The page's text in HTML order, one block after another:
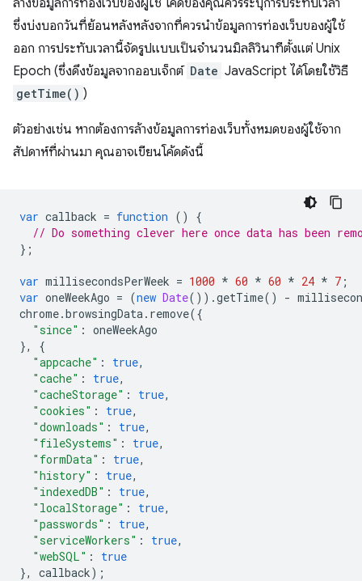
ล้างข้อมูลการท่องเว็บของผู้ใช้ โค้ดของคุณควรระบุการประทับเวลา
ซึ่งบ่งบอกวันที่ย้อนหลังหลังจากที่ควรนำข้อมูลการท่องเว็บของผู้ใช้
ออก การประทับเวลานี้จัดรูปแบบเป็นจำนวนมิลลิวินาทีตั้งแต่ Unix
Epoch (ซึ่งดึงข้อมูลจากออบเจ็กต์ Date JavaScript ได้โดยใช้วิธี
getTime() )
ตัวอย่างเช่น หากต้องการล้างข้อมูลการท่องเว็บทั้งหมดของผู้ใช้จาก
สัปดาห์ที่ผ่านมา คุณอาจเขียนโค้ดดังนี้
var callback = function ()
{
// Do something clever here once data has been
};
var millisecondsPerWeek = 1000 * 60 * 60 * 24 * 7 ;
var oneWeekAgo = (new Date()).getTime() -
chrome.browsingData. remove({
"since" : oneWeekAgo
},
{
"appcache" : true,
"cache" : true,
"cacheStorage" : true,
"cookies" : true,
"downloads" : true,
"fileSystems" : true,
"formData" : true,
"history" : true,
"indexedDB" : true,
"localStorage" : true,
"passwords" : true,
"serviceWorkers" : true,
"webSQL" :
true
},
callback);